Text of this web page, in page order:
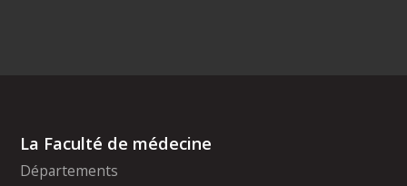
La Faculté de médecine
Départements